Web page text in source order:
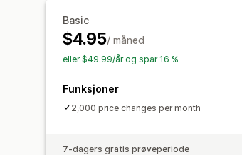
Basic
$4.95/ måned
eller $49.99/år og spar 16 %
Funksjoner
2,000 price changes per month
7-dagers gratis prøveperiode